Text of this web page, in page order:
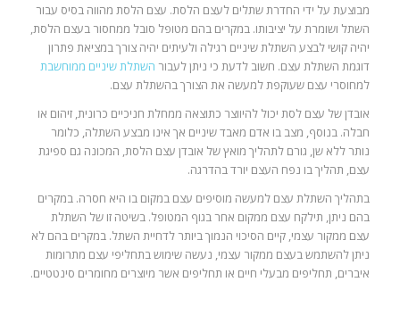
מבוצעת על ידי החדרת שתלים לעצם הלסת. עצם הלסת מהווה בסיס עבור
השתל ושומרת על יציבותו. במקרים בהם מטופל סובל ממחסור בעצם הלסת,
יהיה קושי לבצע השתלת שיניים רגילה ולעיתים יהיה צורך במציאת פתרון
דוגמת השתלת עצם. חשוב לדעת כי ניתן לעבור השתלת שיניים ממוחשבת
למחוסרי עצם שעוקפת למעשה את הצורך בהשתלת עצם.
אובדן של עצם לסת יכול להיווצר כתוצאה ממחלת חניכיים כרונית, זיהום או
חבלה. בנוסף, מצב בו אדם מאבד שיניים אך אינו מבצע השתלה, כלומר
נותר ללא שן, גורם לתהליך מואץ של אובדן עצם הלסת, המכונה גם ספיגת
עצם, תהליך בו נפח העצם יורד בהדרגה.
בתהליך השתלת עצם למעשה מוסיפים עצם במקום בו היא חסרה. במקרים
בהם ניתן, תילקח עצם ממקום אחר בגוף המטופל. בשיטה זו של השתלת
עצם ממקור עצמי, קיים הסיכוי הנמוך ביותר לדחיית השתל. במקרים בהם לא
ניתן להשתמש בעצם ממקור עצמי, נעשה שימוש בתחליפי עצם מתרומות
איברים, תחליפים מבעלי חיים או תחליפים אשר מיוצרים מחומרים סינטטיים.